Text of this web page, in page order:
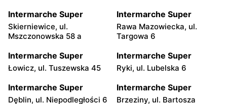
Intermarche Super
Skierniewice, ul.
Mszczonowska 58 a
Intermarche Super
Rawa Mazowiecka, ul.
Targowa 6
Intermarche Super
Łowicz, ul. Tuszewska 45
Intermarche Super
Ryki, ul. Lubelska 6
Intermarche Super
Dęblin, ul. Niepodległości 6
Intermarche Super
Brzeziny, ul. Bartosza